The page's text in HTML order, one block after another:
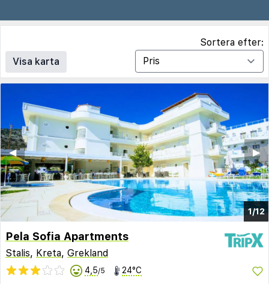
Visa karta
Sortera efter:
1/12
▶︎
◀︎
Pela Sofia Apartments
Stalis, Kreta, Grekland
4,5/5 24°C